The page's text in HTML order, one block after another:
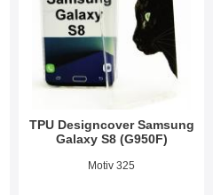
TPU Designcover Samsung
Galaxy S8 (G950F)
Varenr 21477Motiv 325